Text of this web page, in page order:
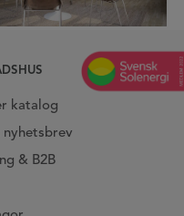
katalog
& B2B